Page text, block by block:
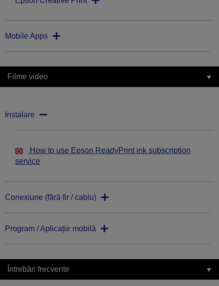
Mobile Apps
Filme video
Instalare
How to use Epson ReadyPrint ink subscription
service
Conexiune (fără fir / cablu)
Program / Aplicație mobilă
Întrebări frecvente